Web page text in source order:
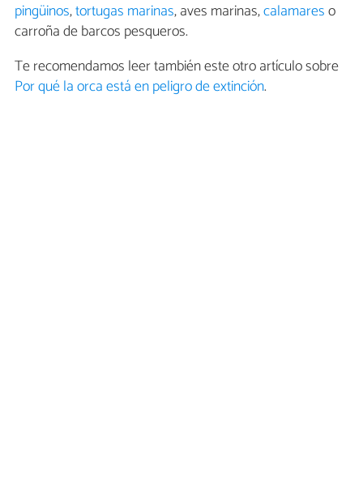
pingüinos,tortugas marinas, aves marinas,calamareso
carroña de barcos pesqueros.
Te recomendamos leer también este otro artículo sobre
Por qué la orca está en peligro de extinción.